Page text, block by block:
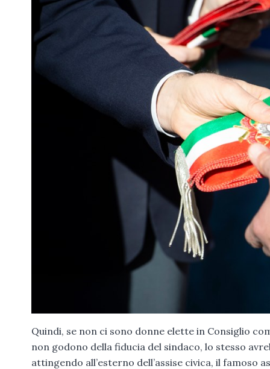
Quindi, se non ci sono donne elette in Consiglio
non godono della fiducia del sindaco, lo stesso
attingendo all’esterno dell’assise civica, il